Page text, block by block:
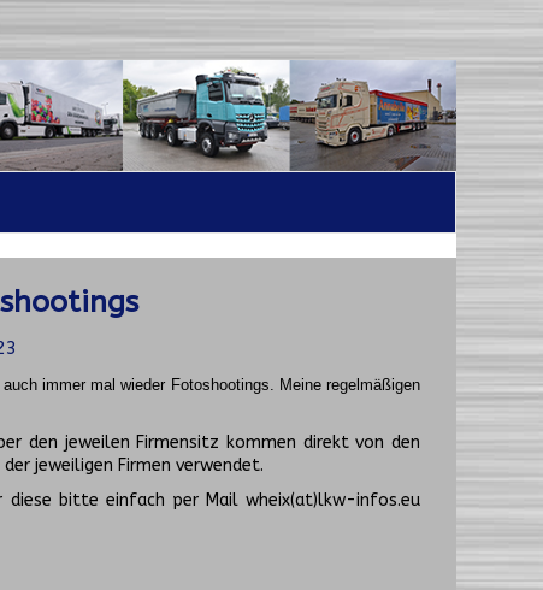
immer mal wieder Fotoshootings. Meine regelmäßigen
den jeweilen Firmensitz kommen direkt von den
jeweiligen Firmen verwendet.
diese bitte einfach per Mail wheix(at)lkw-infos.eu